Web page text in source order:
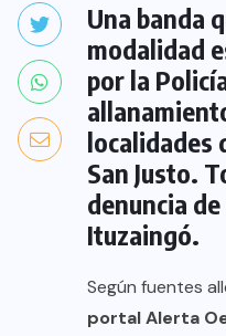
Una banda
modalidad
por la
localidades
San Justo.
denuncia
Ituzaingó.
Según fuentes
portal Alerta